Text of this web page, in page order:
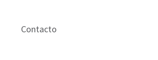
Contacto